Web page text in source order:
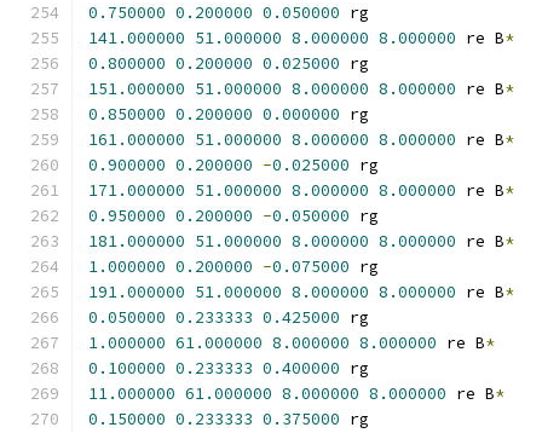
0.750000 0.200000 0.050000 rg
141.000000 51.000000 8.000000 8.000000 re B*
0.800000 0.200000 0.025000 rg
151.000000 51.000000 8.000000 8.000000 re B*
0.850000 0.200000 0.000000 rg
161.000000 51.000000 8.000000 8.000000 re B*
0.900000 0.200000 -0.025000 rg
171.000000 51.000000 8.000000 8.000000 re B*
0.950000 0.200000 -0.050000 rg
181.000000 51.000000 8.000000 8.000000 re B*
1.000000 0.200000 -0.075000 rg
191.000000 51.000000 8.000000 8.000000 re B*
0.050000 0.233333 0.425000 rg
1.000000 61.000000 8.000000 8.000000 re B*
0.100000 0.233333 0.400000 rg
11.000000 61.000000 8.000000 8.000000 re B*
0.150000 0.233333 0.375000 rg